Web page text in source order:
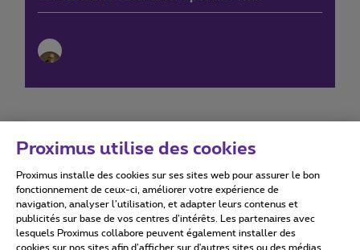
Conditions d'utilisation Accessibility statement
Proximus utilise des cookies
Proximus installe des cookies sur ses sites web pour assurer le bon
fonctionnement de ceux-ci, améliorer votre expérience de
navigation, analyser l’utilisation, et adapter leurs contenus et
publicités sur base de vos centres d’intérêts. Les partenaires avec
lesquels Proximus collabore peuvent également installer des
cookies sur nos sites afin d’afficher sur d'autres sites ou des médias